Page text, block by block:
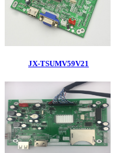
JX-TSUMV59V21